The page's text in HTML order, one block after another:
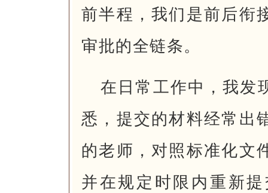
前半程，我们是前后衔
审批的全链条。
在日常工作中，我发
悉，提交的材料经常出
的老师，对照标准化文
并在规定时限内重新